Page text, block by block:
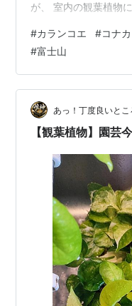
が、 室内の観葉植物
コエには殺虫スプレ
びせてやりました。
ってくれたら良いの
す。 にほんブログ村
ッグランキング 拍手
#カランコエ #コナ
#富士山
あっ！丁度良いと
【観葉植物】園芸